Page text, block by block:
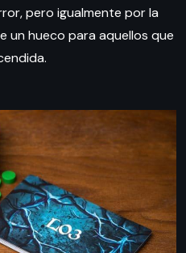
pero igualmente por la
un hueco para aquellos que